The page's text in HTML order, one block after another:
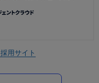
採用サイト